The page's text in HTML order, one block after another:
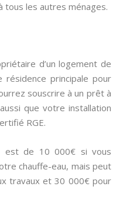
les autres ménages.
d’un logement de
principale pour
souscrire à un prêt à
que votre installation
RGE.
est de 10 000€ si vous
chauffe-eau, mais peut
travaux et 30 000€ pour